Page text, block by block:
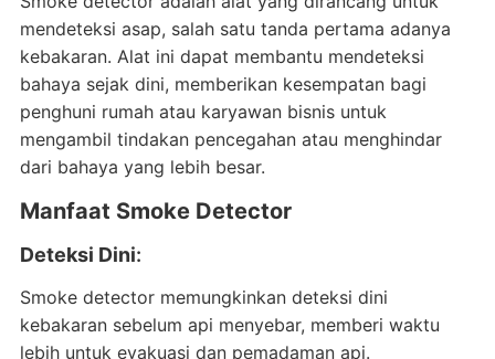
mendeteksi asap, salah satu tanda pertama adanya
kebakaran. Alat ini dapat membantu mendeteksi
bahaya sejak dini, memberikan kesempatan bagi
penghuni rumah atau karyawan bisnis untuk
mengambil tindakan pencegahan atau menghindar
dari bahaya yang lebih besar.
Manfaat Smoke Detector
Deteksi Dini:
Smoke detector memungkinkan deteksi dini
kebakaran sebelum api menyebar, memberi waktu
lebih untuk evakuasi dan pemadaman api.